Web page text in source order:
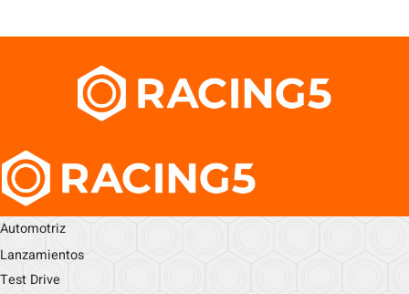
Automotriz
Lanzamientos
Test Drive